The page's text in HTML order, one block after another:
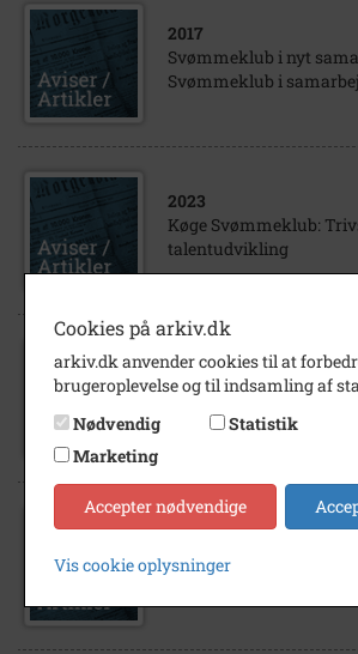
2017
Svømmeklub i nyt
Svømmeklub i
2023
Køge Svømmeklub:
talentudvikling
2014
Mange nye medlemmer
Svømmeklub
2016
Køge Svømmeklub
Cookies på arkiv.dk
arkiv.dk anvender cookies til at
brugeroplevelse og til indsamling af
Nødvendig
Statistik
Marketing
Accepter nødvendige
Vis cookie oplysninger